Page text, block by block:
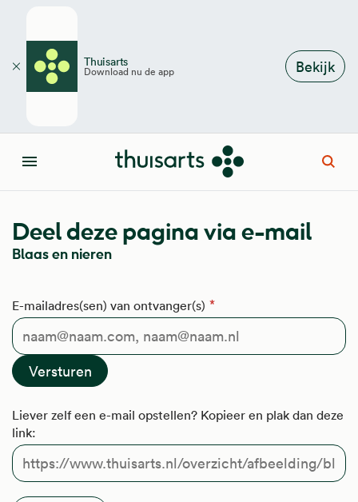
Thuisarts
Download nu de app Bekijk
Sluiten
Menu
Deel deze pagina via e-mail
Blaas en nieren
E-mailadres(sen) van ontvanger(s)
Liever zelf een e-mail opstellen? Kopieer en plak dan deze
link: